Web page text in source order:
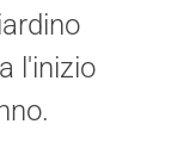
l'inizio